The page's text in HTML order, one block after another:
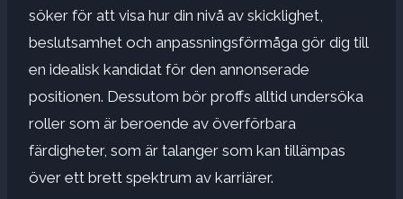
söker för att visa hur din nivå av skicklighet,
beslutsamhet och anpassningsförmåga gör dig till
en idealisk kandidat för den annonserade
positionen. Dessutom bör proffs alltid undersöka
roller som är beroende av överförbara
färdigheter, som är talanger som kan tillämpas
över ett brett spektrum av karriärer.